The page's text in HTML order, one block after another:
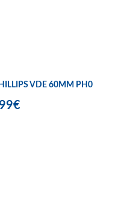
VDE 60MM PH0